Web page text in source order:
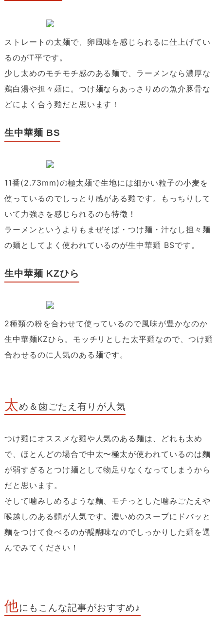
ストレートの太麺で、卵風味を感じられるに仕上げてい
るのがT平です。
少し太めのモチモチ感のある麺で、ラーメンなら濃厚な
鶏白湯や担々麺に。つけ麺ならあっさりめの魚介豚骨な
どによく合う麺だと思います！
生中華麺 BS
11番(2.73mm)の極太麺で生地には細かい粒子の小麦を
使っているのでしっとり感がある麺です。もっちりして
いて力強さを感じられるのも特徴！
ラーメンというよりもまぜそば・つけ麺・汁なし担々麺
の麺としてよく使われているのが生中華麺 BSです。
生中華麺 KZひら
2種類の粉を合わせて使っているので風味が豊かなのか
生中華麺KZひら。モッチリとした太平麺なので、つけ麺
合わせるのに人気のある麺です。
太め＆歯ごたえ有りが人気
つけ麺にオススメな麺や人気のある麺は、どれも太め
で、ほとんどの場合で中太〜極太が使われているのは麵
が弱すぎるとつけ麺として物足りなくなってしまうから
だと思います。
そして噛みしめるような麵、モチっとした噛みごたえや
喉越しのある麵が人気です。濃いめのスープにドバッと
麵をつけて食べるのが醍醐味なのでしっかりした麺を選
んでみてください！
他にもこんな記事がおすすめ♪